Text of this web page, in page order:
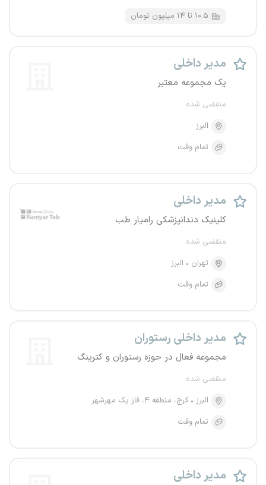
۱۰.۵ تا ۱۴ میلیون تومان
مدیر داخلی
یک مجموعه معتبر
منقضی شده
البرز
تمام وقت
مدیر داخلی
کلینیک دندانپزشکی رامیار طب
منقضی شده
تهران
البرز
تمام وقت
مدیر داخلی رستوران
مجموعه فعال در حوزه رستوران و کترینگ
منقضی شده
البرز
کرج، منطقه ۴، فاز یک مهرشهر
تمام وقت
مدیر داخلی